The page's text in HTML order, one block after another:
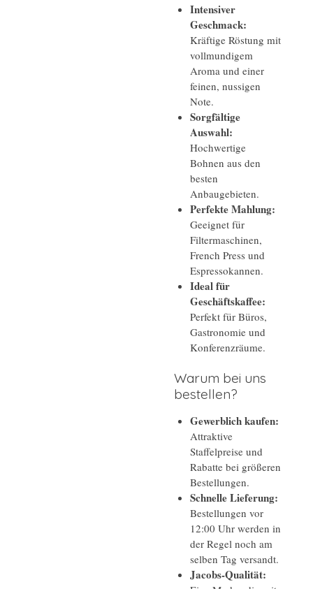
Intensiver
Geschmack:
Kräftige Röstung mit
vollmundigem
Aroma und einer
feinen, nussigen
Note.
Sorgfältige
Auswahl:
Hochwertige
Bohnen aus den
besten
Anbaugebieten.
Perfekte Mahlung:
Geeignet für
Filtermaschinen,
French Press und
Espressokannen.
Ideal für
Geschäftskaffee:
Perfekt für Büros,
Gastronomie und
Konferenzräume.
Warum bei uns
bestellen?
Gewerblich kaufen:
Attraktive
Staffelpreise und
Rabatte bei größeren
Bestellungen.
Schnelle Lieferung:
Bestellungen vor
12:00 Uhr werden in
der Regel noch am
selben Tag versandt.
Jacobs-Qualität: